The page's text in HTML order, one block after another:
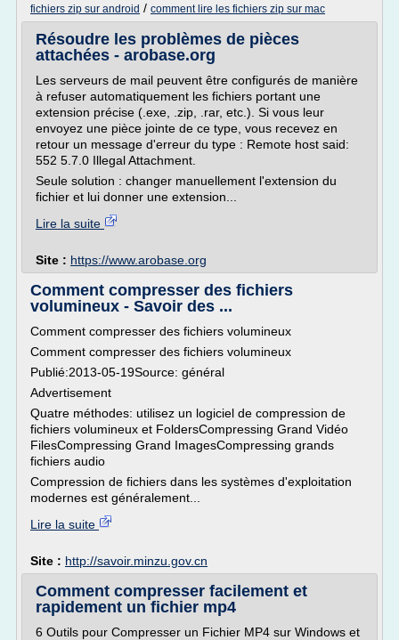
fichiers zip sur android / comment lire les fichiers zip sur mac
Résoudre les problèmes de pièces
attachées - arobase.org
Les serveurs de mail peuvent être configurés de manière
à refuser automatiquement les fichiers portant une
extension précise (.exe, .zip, .rar, etc.). Si vous leur
envoyez une pièce jointe de ce type, vous recevez en
retour un message d'erreur du type : Remote host said:
552 5.7.0 Illegal Attachment.
Seule solution : changer manuellement l'extension du
fichier et lui donner une extension...
Lire la suite
Site : https://www.arobase.org
Comment compresser des fichiers
volumineux - Savoir des ...
Comment compresser des fichiers volumineux
Comment compresser des fichiers volumineux
Publié:2013-05-19Source: général
Advertisement
Quatre méthodes: utilisez un logiciel de compression de
fichiers volumineux et FoldersCompressing Grand Vidéo
FilesCompressing Grand ImagesCompressing grands
fichiers audio
Compression de fichiers dans les systèmes d'exploitation
modernes est généralement...
Lire la suite
Site : http://savoir.minzu.gov.cn
Comment compresser facilement et
rapidement un fichier mp4
6 Outils pour Compresser un Fichier MP4 sur Windows et